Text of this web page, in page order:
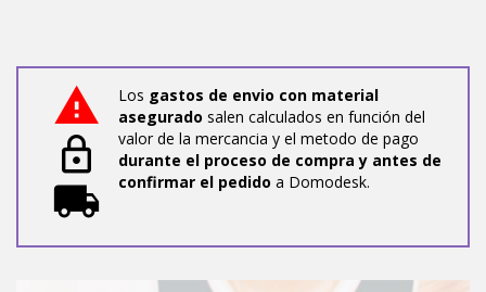
Los gastos de envio con material
asegurado salen calculados en función del
valor de la mercancia y el metodo de pago
durante el proceso de compra y antes de
confirmar el pedido a Domodesk.